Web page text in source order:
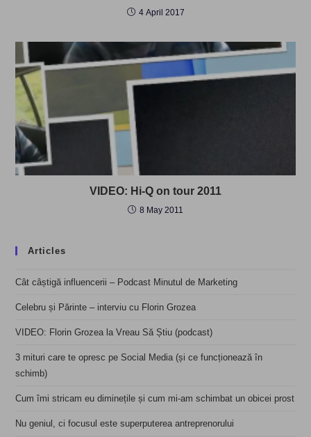
4 April 2017
VIDEO: Hi-Q on tour 2011
8 May 2011
Articles
Cât câștigă influencerii – Podcast Minutul de Marketing
Celebru și Părinte – interviu cu Florin Grozea
VIDEO: Florin Grozea la Vreau Să Știu (podcast)
3 mituri care te opresc pe Social Media (și ce funcționează în
schimb)
Cum îmi stricam eu diminețile și cum mi-am schimbat un obicei prost
Nu geniul, ci focusul este superputerea antreprenorului